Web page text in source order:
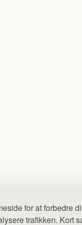
for at forbedre
trafikken. Kort